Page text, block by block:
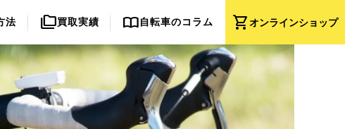
shopping_cartオンラインショップ
法 folder_copy買取実績 import_contacts自転車のコラム